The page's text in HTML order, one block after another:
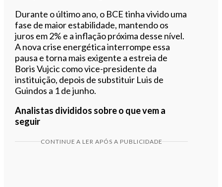
Durante o último ano, o BCE tinha vivido uma
fase de maior estabilidade, mantendo os
juros em 2% e a inflação próxima desse nível.
A nova crise energética interrompe essa
pausa e torna mais exigente a estreia de
Boris Vujcic como vice-presidente da
instituição, depois de substituir Luis de
Guindos a 1 de junho.
Analistas divididos sobre o que vem a
seguir
CONTINUE A LER APÓS A PUBLICIDADE